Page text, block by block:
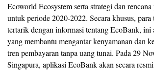
Ecoworld Ecosystem serta strategi dan rencana
untuk periode 2020-2022. Secara khusus, para
tertarik dengan informasi tentang EcoBank, ini
yang membantu mengantar kenyamanan dan
tren pembayaran tanpa uang tunai. Pada 29
Singapura, aplikasi EcoBank akan secara